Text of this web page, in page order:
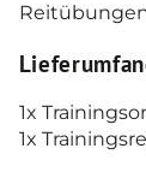
1x
1x